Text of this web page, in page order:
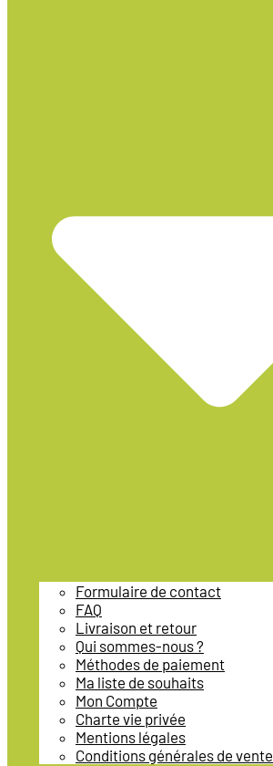
Formulaire de contact
FAQ
Livraison et retour
Qui sommes-nous ?
Méthodes de paiement
Ma liste de souhaits
Mon Compte
Charte vie privée
Mentions légales
Conditions générales de vente